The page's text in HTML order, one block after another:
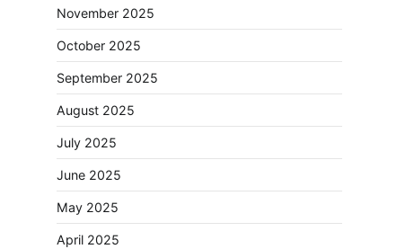
November 2025
October 2025
September 2025
August 2025
July 2025
June 2025
May 2025
April 2025